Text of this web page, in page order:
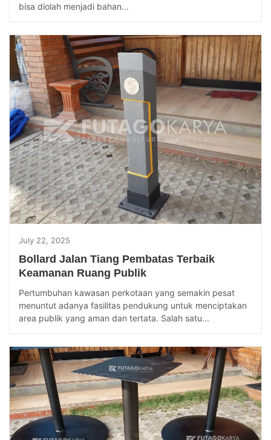
bisa diolah menjadi bahan...
July 22, 2025
Bollard Jalan Tiang Pembatas Terbaik
Keamanan Ruang Publik
Pertumbuhan kawasan perkotaan yang semakin pesat
menuntut adanya fasilitas pendukung untuk menciptakan
area publik yang aman dan tertata. Salah satu...